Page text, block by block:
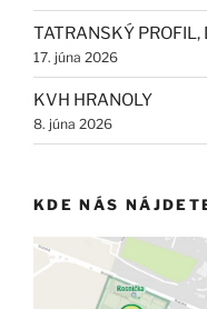
TATRANSKÝ
17. júna 2026
KVH HRANOLY
8. júna 2026
KDE NÁS